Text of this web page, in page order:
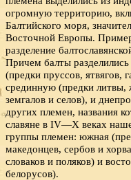
огромную территорию,
Балтийского моря,
Восточной Европы.
разделение
Причем балты
(предки пруссов, ятвягов,
срединную (предки литвы,
земгалов и селов), и
других племен, названия
славяне в IV—X веках
группы племен: южная
македонцев, сербов и
словаков и поляков) и
белорусов).